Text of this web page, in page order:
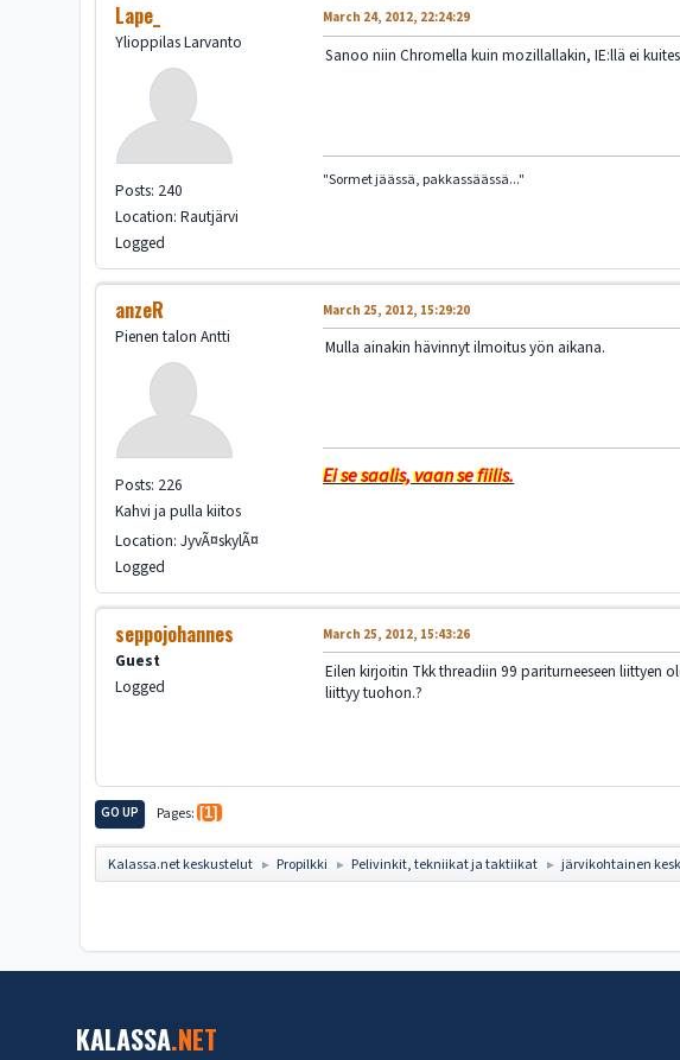
Lape_
Ylioppilas Larvanto
Posts: 240
Location: Rautjärvi
Logged
March 24, 2012, 22:24:29
Sanoo niin Chromella kuin mozillallakin, IE:llä ei
"Sormet jäässä, pakkassäässä..."
anzeR
Pienen talon Antti
Posts: 226
Kahvi ja pulla kiitos
Location: JyvÃ¤skylÃ¤
Logged
March 25, 2012, 15:29:20
Mulla ainakin hävinnyt ilmoitus yön aikana.
Ei se saalis, vaan se fiilis.
seppojohannes
Guest
Logged
March 25, 2012, 15:43:26
Eilen kirjoitin Tkk threadiin 99 pariturneeseen liittyen
liittyy tuohon.?
GO UP Pages 1
Kalassa.net keskustelut ► Propilkki ► Pelivinkit, tekniikat ja taktiikat ► järvikohtainen
KALASSA.NET